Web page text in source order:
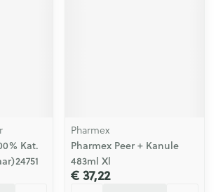
Kat.
Pharmex
Pharmex Peer + Kanule
483ml Xl
€ 37,22